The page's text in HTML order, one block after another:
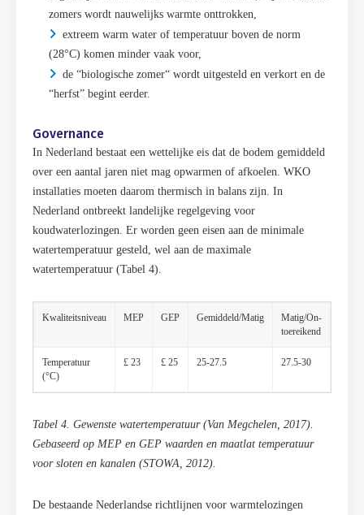
zomers wordt nauwelijks warmte onttrokken,
extreem warm water of temperatuur boven de norm
(28°C) komen minder vaak voor,
de “biologische zomer“ wordt uitgesteld en verkort en de
“herfst” begint eerder.
Governance
In Nederland bestaat een wettelijke eis dat de bodem gemiddeld
over een aantal jaren niet mag opwarmen of afkoelen. WKO
installaties moeten daarom thermisch in balans zijn. In
Nederland ontbreekt landelijke regelgeving voor
koudwaterlozingen. Er worden geen eisen aan de minimale
watertemperatuur gesteld, wel aan de maximale
watertemperatuur (Tabel 4).
Kwaliteitsniveau MEP GEP Gemiddeld/Matig
Matig/On-
toereikend
Temperatuur
(°C)
£ 23 £ 25 25-27.5 27.5-30
Tabel 4. Gewenste watertemperatuur (Van Megchelen, 2017).
Gebaseerd op MEP en GEP waarden en maatlat temperatuur
voor sloten en kanalen (STOWA, 2012).
De bestaande Nederlandse richtlijnen voor warmtelozingen